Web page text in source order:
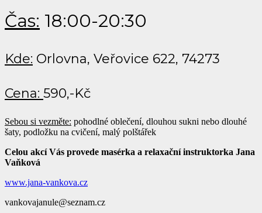
Čas: 18:00-20:30
Kde: Orlovna, Veřovice 622, 74273
Cena: 590,-Kč
Sebou si vezměte: pohodlné oblečení, dlouhou sukni nebo dlouhé
šaty, podložku na cvičení, malý polštářek
Celou akcí Vás provede masérka a relaxační instruktorka Jana
Vaňková
www.jana-vankova.cz
vankovajanule@seznam.cz